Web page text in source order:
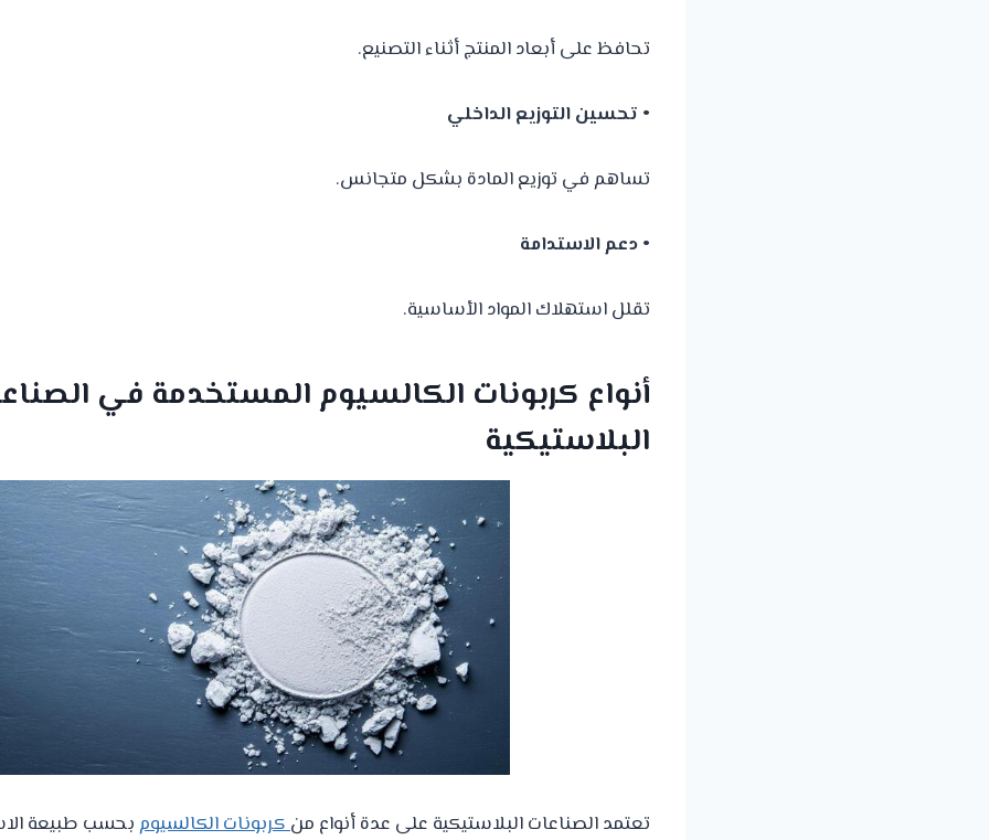
تحافظ على أبعاد المنتج أثناء التصنيع.
• تحسين التوزيع الداخلي
تساهم في توزيع المادة بشكل متجانس.
• دعم الاستدامة
تقلل استهلاك المواد الأساسية.
أنواع كربونات الكالسيوم المستخدمة في
البلاستيكية
تعتمد الصناعات البلاستيكية على عدة أنواع منكربونات الكالسيوم بحسب طبيعة